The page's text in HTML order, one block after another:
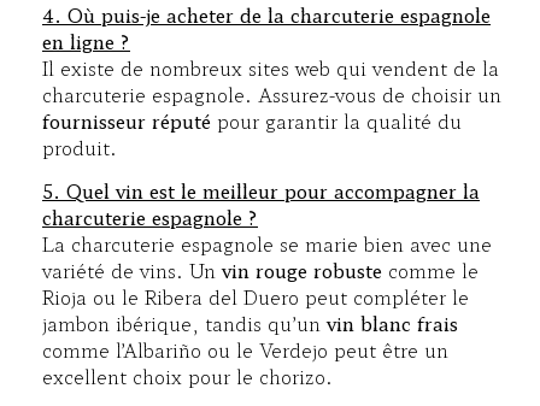
4. Où puis-je acheter de la charcuterie espagnole
en ligne ?
Il existe de nombreux sites web qui vendent de la
charcuterie espagnole. Assurez-vous de choisir un
fournisseur réputé pour garantir la qualité du
produit.
5. Quel vin est le meilleur pour accompagner la
charcuterie espagnole ?
La charcuterie espagnole se marie bien avec une
variété de vins. Unvin rouge robuste comme le
Rioja ou le Ribera del Duero peut compléter le
jambon ibérique, tandis qu’unvin blanc frais
comme l’Albariño ou le Verdejo peut être un
excellent choix pour le chorizo.